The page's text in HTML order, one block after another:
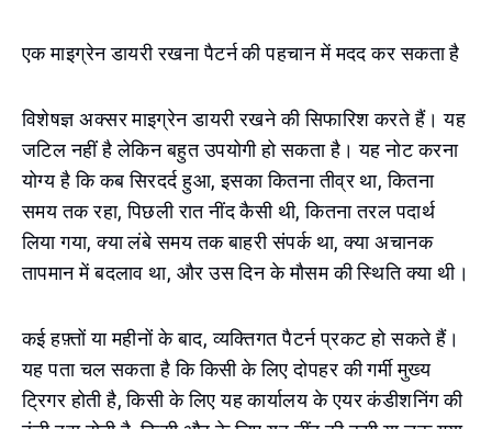
एक माइग्रेन डायरी रखना पैटर्न की पहचान में मदद कर सकता है
विशेषज्ञ अक्सर माइग्रेन डायरी रखने की सिफारिश करते हैं। यह
जटिल नहीं है लेकिन बहुत उपयोगी हो सकता है। यह नोट करना
योग्य है कि कब सिरदर्द हुआ, इसका कितना तीव्र था, कितना
समय तक रहा, पिछली रात नींद कैसी थी, कितना तरल पदार्थ
लिया गया, क्या लंबे समय तक बाहरी संपर्क था, क्या अचानक
तापमान में बदलाव था, और उस दिन के मौसम की स्थिति क्या थी।
कई हफ़्तों या महीनों के बाद, व्यक्तिगत पैटर्न प्रकट हो सकते हैं।
यह पता चल सकता है कि किसी के लिए दोपहर की गर्मी मुख्य
ट्रिगर होती है, किसी के लिए यह कार्यालय के एयर कंडीशनिंग की